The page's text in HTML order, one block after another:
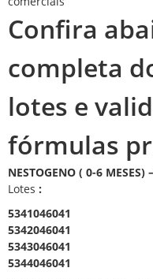
Confira
completa
lotes e
fórmulas
NESTOGENO ( 0-6
Lotes :
5341046041
5342046041
5343046041
5344046041